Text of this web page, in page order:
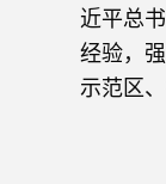
近平总
经验，
示范区